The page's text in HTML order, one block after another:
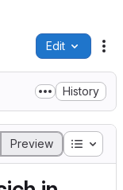
Edit
History
Preview Table